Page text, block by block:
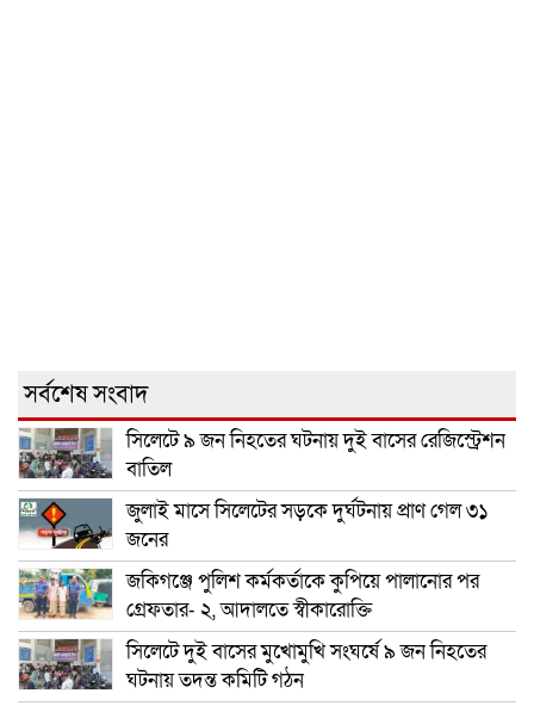
সর্বশেষ সংবাদ
সিলেটে ৯ জন নিহতের ঘটনায় দুই বাসের রেজিস্ট্রেশন
বাতিল
জুলাই মাসে সিলেটের সড়কে দুর্ঘটনায় প্রাণ গেল ৩১
জনের
জকিগঞ্জে পুলিশ কর্মকর্তাকে কুপিয়ে পালানোর পর
গ্রেফতার- ২, আদালতে স্বীকারোক্তি
সিলেটে দুই বাসের মুখোমুখি সংঘর্ষে ৯ জন নিহতের
ঘটনায় তদন্ত কমিটি গঠন